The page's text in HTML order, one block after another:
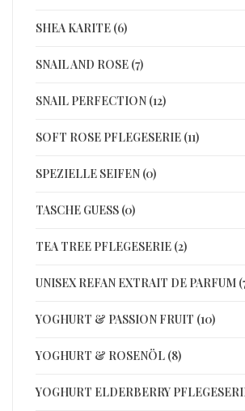
SHEA KARITE (6)
SNAIL AND ROSE (7)
SNAIL PERFECTION (12)
SOFT ROSE PFLEGESERIE (11)
SPEZIELLE SEIFEN (0)
TASCHE GUESS (0)
TEA TREE PFLEGESERIE (2)
UNISEX REFAN EXTRAIT DE PARFUM
YOGHURT & PASSION FRUIT (10)
YOGHURT & ROSENÖL (8)
YOGHURT ELDERBERRY